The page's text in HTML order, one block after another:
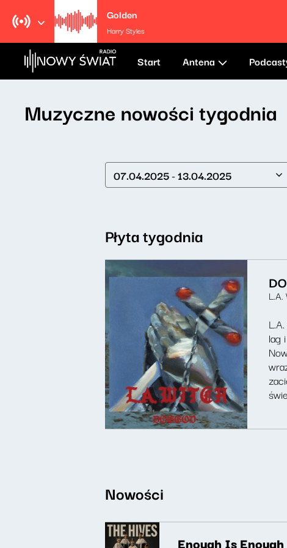
Golden
Harry Styles
Start Antena
Muzyczne nowości tygodnia
07.04.2025 - 13.04.2025
Płyta tygodnia
lag
Nowości
Enough Is Enough